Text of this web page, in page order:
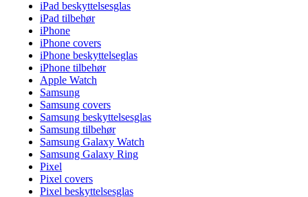
iPad beskyttelsesglas
iPad tilbehør
iPhone
iPhone covers
iPhone beskyttelseglas
iPhone tilbehør
Apple Watch
Samsung
Samsung covers
Samsung beskyttelsesglas
Samsung tilbehør
Samsung Galaxy Watch
Samsung Galaxy Ring
Pixel
Pixel covers
Pixel beskyttelsesglas